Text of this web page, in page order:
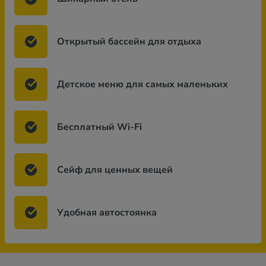
Открытый бассейн для отдыха
Детское меню для самых маленьких
Бесплатный Wi-Fi
Сейф для ценных вещей
Удобная автостоянка